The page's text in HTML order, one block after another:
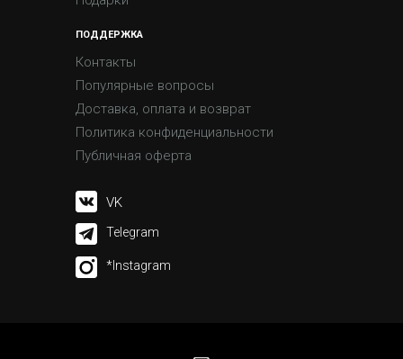
*Instagram
Telegram
ПОДДЕРЖКА
Контакты
Популярные вопросы
Доставка, оплата и возврат
Политика конфиденциальности
Публичная оферта
VK